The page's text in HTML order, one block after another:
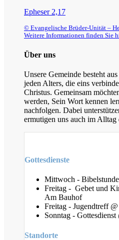
Epheser 2,17
© Evangelische Brüder-Unität –
Weitere Informationen finden Sie
Über uns
Unsere Gemeinde besteht
jeden Alters, die eins
Christus. Gemeinsam
werden, Sein Wort kennen
nachfolgen. Dabei
ermutigen uns auch im Alltag
Gottesdienste
Mittwoch -
Freitag - Gebet und
Am Bauhof
Freitag - Jugendtreff
Sonntag -
Standorte